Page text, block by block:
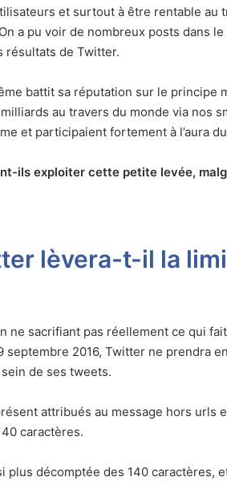
et surtout à être rentable au
a pu voir de nombreux posts dans
résultats de Twitter.
battit sa réputation sur le principe
au travers du monde via nos
et participaient fortement à l’aura
ils exploiter cette petite levée,
lèvera-t-il la
ne sacrifiant pas réellement ce qui
septembre 2016, Twitter ne prendra
de ses tweets.
attribués au message hors urls
caractères.
plus décomptée des 140 caractères,